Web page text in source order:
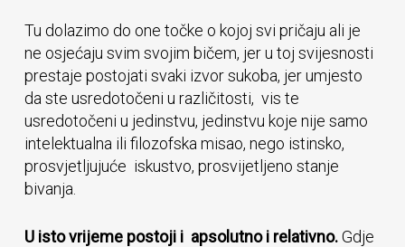
Tu dolazimo do one točke o kojoj svi pričaju ali je
ne osjećaju svim svojim bičem, jer u toj svijesnosti
prestaje postojati svaki izvor sukoba, jer umjesto
da ste usredotočeni u različitosti, vis te
usredotočeni u jedinstvu, jedinstvu koje nije samo
intelektualna ili filozofska misao, nego istinsko,
prosvjetljujuće iskustvo, prosvijetljeno stanje
bivanja.
U isto vrijeme postoji i apsolutno i relativno.Gdje